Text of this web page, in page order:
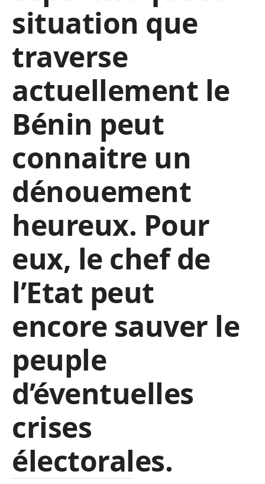
situation que
traverse
actuellement le
Bénin peut
connaitre un
dénouement
heureux. Pour
eux, le chef de
l’Etat peut
encore sauver le
peuple
d’éventuelles
crises
électorales.